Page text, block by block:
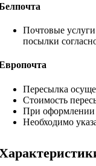
Почтовые услуги
посылки
Пересылка
Стоимость
При оформлении
Необходимо